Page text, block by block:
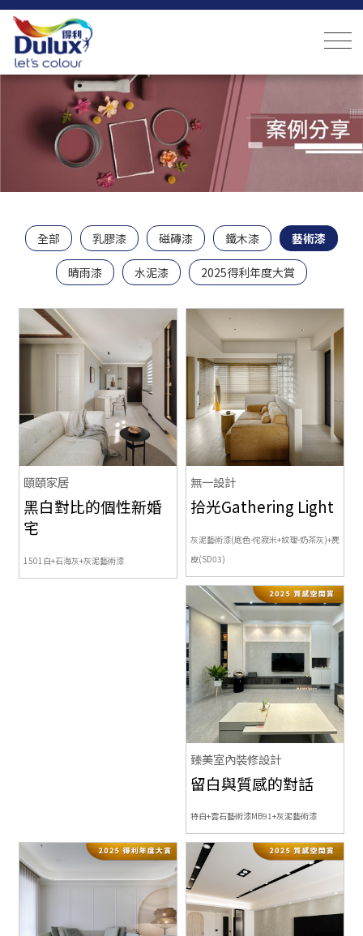
全部 乳膠漆 磁磚漆 鐵木漆 藝術漆
晴雨漆 水泥漆 2025得利年度大賞
頤頤家居
黑白對比的個性新婚
宅
1501白+石海灰+灰泥藝術漆
無一設計
拾光Gathering Light
灰泥藝術漆(底色-侘寂米+紋理-奶茶灰)+麂
皮(SD03)
臻美室內裝修設計
留白與質感的對話
特白+雲石藝術漆MB91+灰泥藝術漆